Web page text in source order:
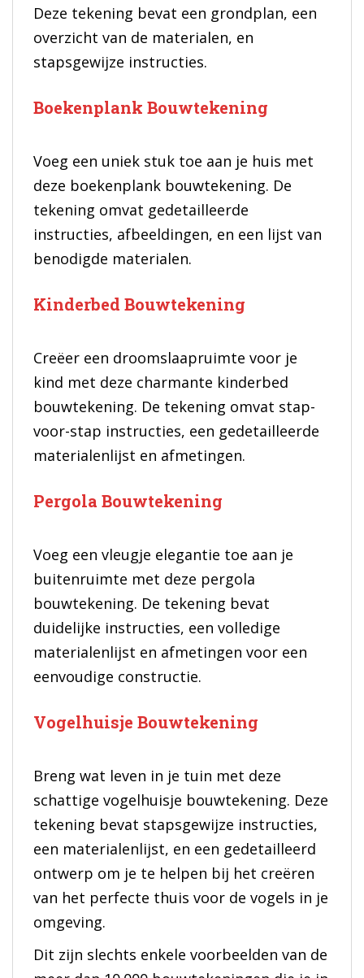
Deze tekening bevat een grondplan, een
overzicht van de materialen, en
stapsgewijze instructies.
Boekenplank Bouwtekening
Voeg een uniek stuk toe aan je huis met
deze boekenplank bouwtekening. De
tekening omvat gedetailleerde
instructies, afbeeldingen, en een lijst van
benodigde materialen.
Kinderbed Bouwtekening
Creëer een droomslaapruimte voor je
kind met deze charmante kinderbed
bouwtekening. De tekening omvat stap-
voor-stap instructies, een gedetailleerde
materialenlijst en afmetingen.
Pergola Bouwtekening
Voeg een vleugje elegantie toe aan je
buitenruimte met deze pergola
bouwtekening. De tekening bevat
duidelijke instructies, een volledige
materialenlijst en afmetingen voor een
eenvoudige constructie.
Vogelhuisje Bouwtekening
Breng wat leven in je tuin met deze
schattige vogelhuisje bouwtekening. Deze
tekening bevat stapsgewijze instructies,
een materialenlijst, en een gedetailleerd
ontwerp om je te helpen bij het creëren
van het perfecte thuis voor de vogels in je
omgeving.
Dit zijn slechts enkele voorbeelden van de